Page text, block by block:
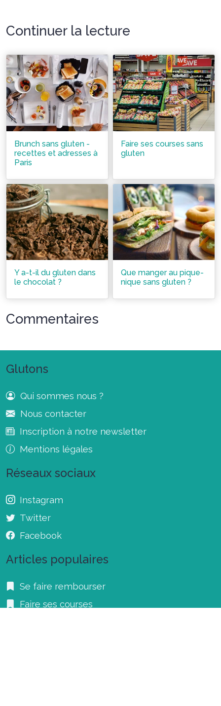
Continuer la lecture
Brunch sans gluten -
recettes et adresses à
Paris
Faire ses courses sans
gluten
Y a-t-il du gluten dans
le chocolat ?
Que manger au pique-
nique sans gluten ?
Commentaires
Glutons
Qui sommes nous ?
Nous contacter
Inscription à notre newsletter
Mentions légales
Réseaux sociaux
Instagram
Twitter
Facebook
Articles populaires
Se faire rembourser
Faire ses courses